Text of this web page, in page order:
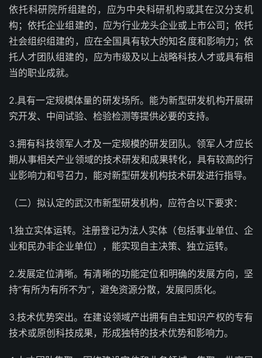
依托科研院所组建的，应为中央科研机构或其在汉分支机
构；依托企业组建的，应为行业龙头企业或上市公司；依托
社会组织组建的，应在全国具有较大的知名度和影响力；依
托人才团队组建的，应为市级及以上战略科技人才或具有相
当的职业成就。
2.具有一定规模体量的研发场所。能为新型研发机构开展研
究开发、中间试验、检验检测等提供必要的支持。
3.拥有科技领军人才及一定规模的研发团队。领军人才应长
期从事相关产业领域的技术研发和成果转化，具有较高的行
业影响力和号召力，能对新型研发机构技术研发进行指导。
（二）拟认定的武汉市新型研发机构，应符合以下要求：
1.独立实体运转。注册登记为法人实体（包括事业单位、企
业和民办非企业单位），能实现自主决策、独立运转。
2.发展定位清晰。有清晰的功能定位和明确的发展方向，坚
持“有所为有所不为”，避免资源分散，发展同质化。
3.技术优势突出。在建设领域产出拥有自主知识产权的专有
技术或原创科技成果，形成独特的技术优势和影响力。